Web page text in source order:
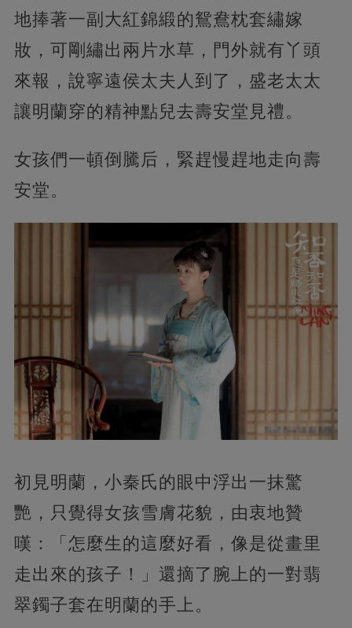
地捧著一副大紅錦緞的鴛鴦枕套繡嫁
妝，可剛繡出兩片水草，門外就有丫頭
來報，說寧遠侯太夫人到了，盛老太太
讓明蘭穿的精神點兒去壽安堂見禮。
女孩們一頓倒騰后，緊趕慢趕地走向壽
安堂。
初見明蘭，小秦氏的眼中浮出一抹驚
艷，只覺得女孩雪膚花貌，由衷地贊
嘆：「怎麼生的這麼好看，像是從畫里
走出來的孩子！」還摘了腕上的一對翡
翠鐲子套在明蘭的手上。